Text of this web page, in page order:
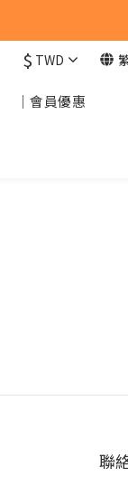
$ TWD
｜會員優惠
聯